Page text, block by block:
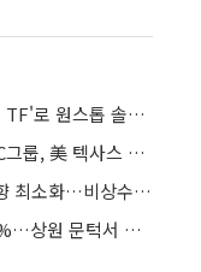
트럼프발 무역전쟁 고조…정부 'K-물류 TF'로 원스톱 솔루션 지원
허영인의 ‘아메리칸 드림’ 현실로…SPC그룹, 美 텍사스 제빵공장 투자 확정
수출기업 만난 崔대행 "美관세 부정영향 최소화…비상수출대책 마련"
美 클래리티 법안 연내 통과 가능성 13%…상원 문턱서 제동